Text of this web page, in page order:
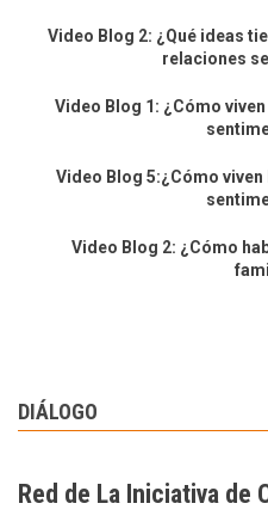
Video Blog 2: ¿Qué ideas
relaciones
Video Blog 1: ¿Cómo
Video Blog 5:¿Cómo
Video Blog 2: ¿Cómo
DIÁLOGO
Red de La Iniciativa de